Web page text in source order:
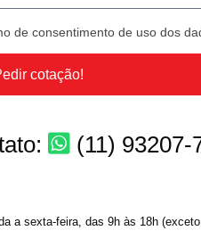
de consentimento de uso dos
cotação!
(11) 93207-
a sexta-feira, das 9h às 18h